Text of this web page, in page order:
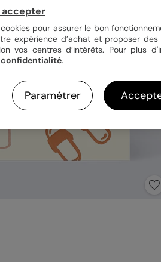
accepter
pour assurer le bon
expérience d’achat et proposer
vos centres d’intérêts. Pour plus
.
Paramétrer